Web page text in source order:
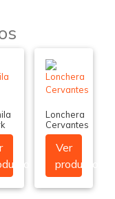
Lonchera
Cervantes
Ver
producto